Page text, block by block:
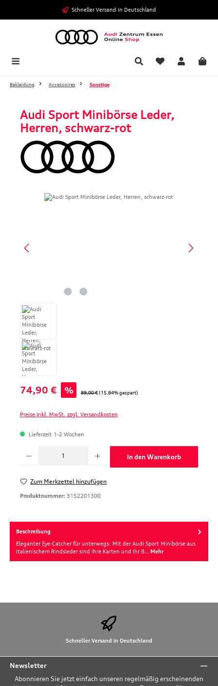
Zum Hauptinhalt springen Schneller Versand in Deutschland
Bekleidung Accessoires Sonstige
Audi Sport Minibörse Leder,
Herren, schwarz-rot
Bildergalerie überspringen
Verkaufspreis:
74,90 € % Regulärer Preis:
89,00 € (15.84% gespart)
Preise inkl. MwSt. zzgl. Versandkosten
Lieferzeit 1-2 Wochen
In den Warenkorb
Zum Merkzettel hinzufügen
Produktnummer: 3152201300
Beschreibung
Eleganter Eye-Catcher für unterwegs: Mit der Audi Sport Minibörse aus
italienischem Rindsleder sind Ihre Karten und Ihr B… Mehr
Schneller Versand in Deutschland
Newsletter
Abonnieren Sie jetzt einfach unseren regelmäßig erscheinenden